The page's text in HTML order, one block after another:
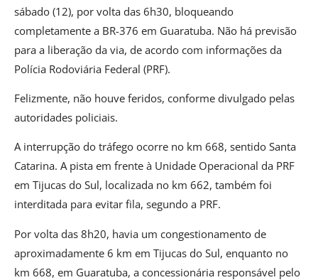
sábado (12), por volta das 6h30, bloqueando
completamente a BR-376 em Guaratuba. Não há previsão
para a liberação da via, de acordo com informações da
Polícia Rodoviária Federal (PRF).
Felizmente, não houve feridos, conforme divulgado pelas
autoridades policiais.
A interrupção do tráfego ocorre no km 668, sentido Santa
Catarina. A pista em frente à Unidade Operacional da PRF
em Tijucas do Sul, localizada no km 662, também foi
interditada para evitar fila, segundo a PRF.
Por volta das 8h20, havia um congestionamento de
aproximadamente 6 km em Tijucas do Sul, enquanto no
km 668, em Guaratuba, a concessionária responsável pelo